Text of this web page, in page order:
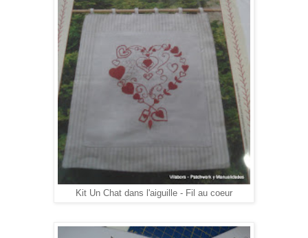
Kit Un Chat dans l'aiguille - Fil au coeur